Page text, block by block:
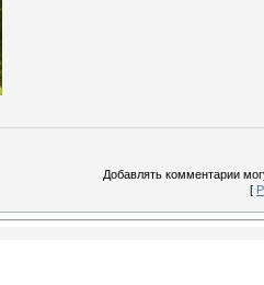
Добавлять комментарии
[